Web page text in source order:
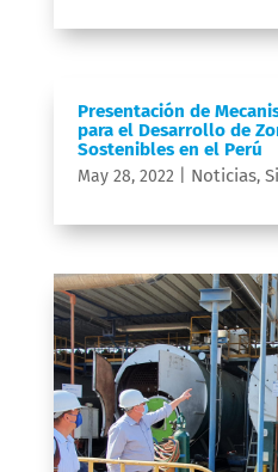
Presentación de
para el Desarrollo de
Sostenibles en el Perú
May 28, 2022 Noticias,